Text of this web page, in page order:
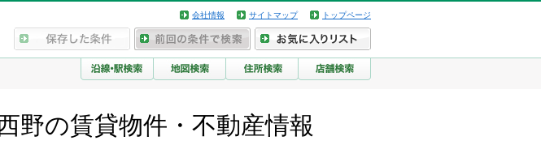
会社情報 サイトマップ トップページ
野の賃貸物件・不動産情報